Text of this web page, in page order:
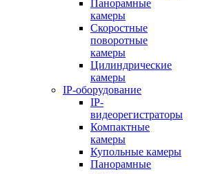
Панорамные
камеры
Скоростные
поворотные
камеры
Цилиндрические
камеры
IP-оборудование
IP-
видеорегистраторы
Компактные
камеры
Купольные камеры
Панорамные